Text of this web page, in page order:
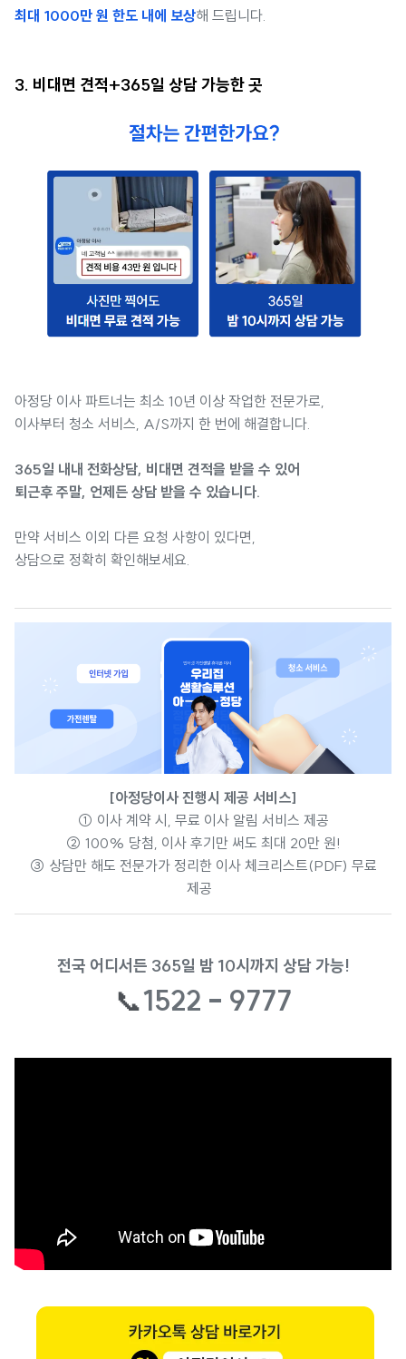
최대 1000만 원 한도 내에 보상해 드립니다.
3. 비대면 견적+365일 상담 가능한 곳
아정당 이사 파트너는 최소 10년 이상 작업한 전문가로,
이사부터 청소 서비스, A/S까지 한 번에 해결합니다.
365일 내내 전화상담, 비대면 견적을 받을 수 있어
퇴근후 주말, 언제든 상담 받을 수 있습니다.
만약 서비스 이외 다른 요청 사항이 있다면,
상담으로 정확히 확인해보세요.
[아정당이사 진행시 제공 서비스]
① 이사 계약 시, 무료 이사 알림 서비스 제공
② 100% 당첨, 이사 후기만 써도 최대 20만 원!
③ 상담만 해도 전문가가 정리한 이사 체크리스트(PDF) 무료
제공
전국 어디서든 365일 밤 10시까지 상담 가능!
📞1522 - 9777